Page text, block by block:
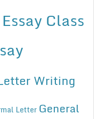
Class
Writing
Letter General